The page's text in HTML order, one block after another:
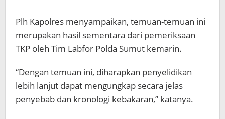
Plh Kapolres menyampaikan, temuan-temuan ini
merupakan hasil sementara dari pemeriksaan
TKP oleh Tim Labfor Polda Sumut kemarin.
“Dengan temuan ini, diharapkan penyelidikan
lebih lanjut dapat mengungkap secara jelas
penyebab dan kronologi kebakaran,” katanya.